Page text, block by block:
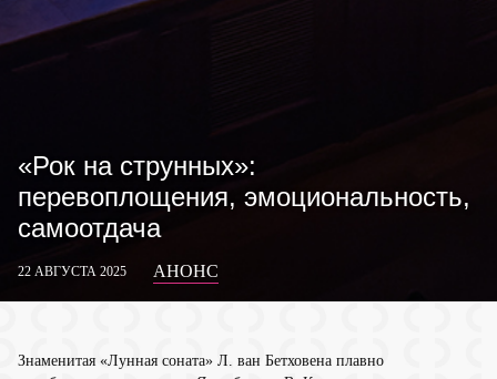
22 АВГУСТА 2025 АНОНС
«Рок на струнных»:
перевоплощения, эмоциональность,
самоотдача
Знаменитая «Лунная соната» Л. ван Бетховена плавно